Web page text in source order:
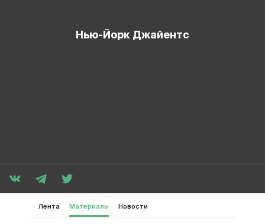
Нью-Йорк Джайентс
Лента Материалы Новости